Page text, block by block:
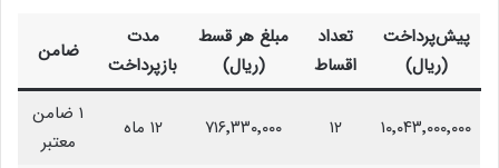
پیش‌پرداخت
(ریال)
تعداد
اقساط
مبلغ هر قسط
(ریال)
مدت
بازپرداخت
ضامن
۱۰٬۰۴۳٬۰۰۰٬۰۰۰ ۱۲ ۷۱۶٬۳۳۰٬۰۰۰ ۱۲ ماه
۱ ضامن
معتبر